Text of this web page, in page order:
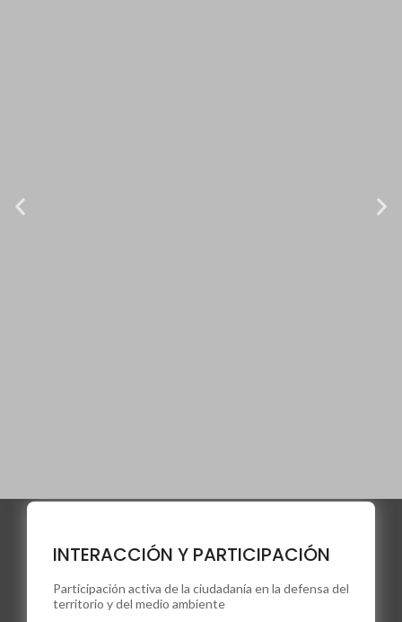
"Amigos de la
Poesía y la
Tierra"
INTERACCIÓN Y PARTICIPACIÓN
Participación activa de la ciudadanía en la defensa del
territorio y del medio ambiente